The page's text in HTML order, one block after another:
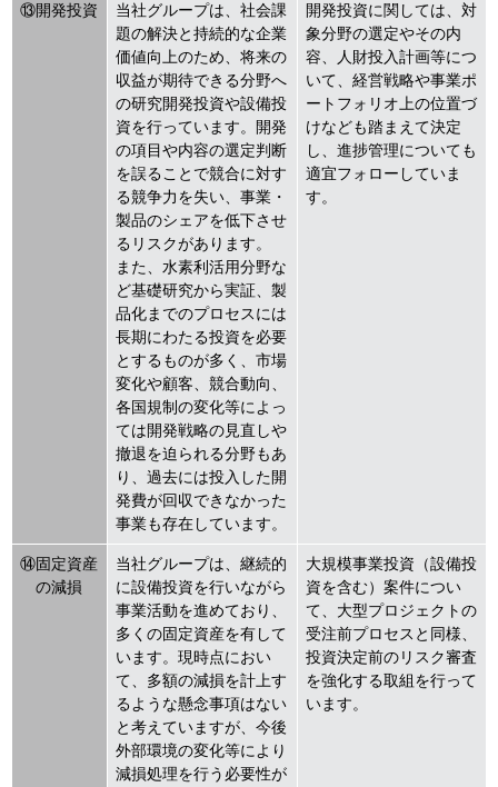
⑬開発投資
当社グループは、社会課
題の解決と持続的な企業
価値向上のため、将来の
収益が期待できる分野へ
の研究開発投資や設備投
資を行っています。開発
の項目や内容の選定判断
を誤ることで競合に対す
る競争力を失い、事業・
製品のシェアを低下させ
るリスクがあります。
また、水素利活用分野な
ど基礎研究から実証、製
品化までのプロセスには
長期にわたる投資を必要
とするものが多く、市場
変化や顧客、競合動向、
各国規制の変化等によっ
ては開発戦略の見直しや
撤退を迫られる分野もあ
り、過去には投入した開
発費が回収できなかった
事業も存在しています。
開発投資に関しては、対
象分野の選定やその内
容、人財投入計画等につ
いて、経営戦略や事業ポ
ートフォリオ上の位置づ
けなども踏まえて決定
し、進捗管理についても
適宜フォローしていま
す。
⑭固定資産
の減損
当社グループは、継続的
に設備投資を行いながら
事業活動を進めており、
多くの固定資産を有して
います。現時点におい
て、多額の減損を計上す
るような懸念事項はない
と考えていますが、今後
外部環境の変化等により
減損処理を行う必要性が
大規模事業投資（設備投
資を含む）案件につい
て、大型プロジェクトの
受注前プロセスと同様、
投資決定前のリスク審査
を強化する取組を行って
います。